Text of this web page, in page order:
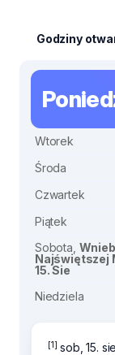
Godziny
Wtorek
Środa
Czwartek
Piątek
Sobota,
Najświętszej
15. Sie
Niedziela
[1] sob, 15.